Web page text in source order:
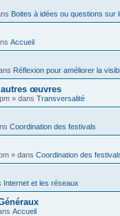
Boites à idées ou questions sur
Accueil
Réflexion pour améliorer la
œuvres
» dans Transversalité
Coordination des festivals
» dans Coordination des
Internet et les réseaux
Accueil